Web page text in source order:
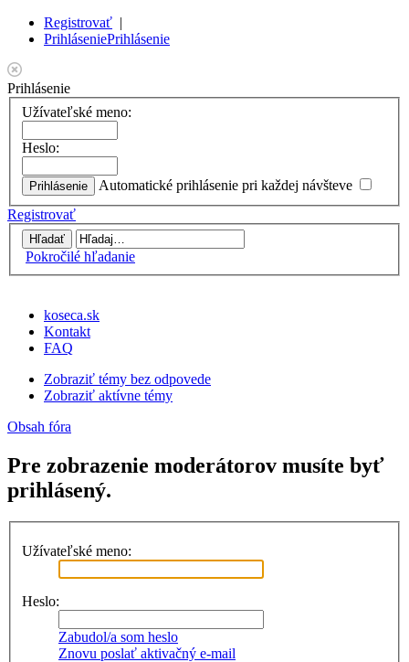
Registrovať |
PrihláseniePrihlásenie
Prihlásenie
Užívateľské meno:
Heslo:
Automatické prihlásenie pri každej návšteve
Registrovať
Pokročilé hľadanie
koseca.sk
Kontakt
FAQ
Zobraziť témy bez odpovede
Zobraziť aktívne témy
Obsah fóra
Pre zobrazenie moderátorov musíte byť
prihlásený.
Užívateľské meno:
Heslo:
Zabudol/a som heslo
Znovu poslať aktivačný e-mail